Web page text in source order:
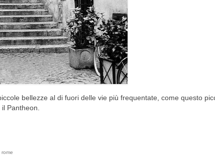
bellezze al di fuori delle vie più frequentate, come questo
Pantheon.
rome